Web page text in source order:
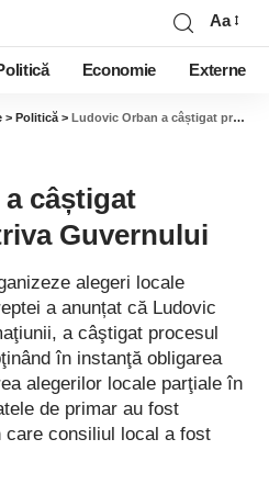
Aa
Economie Externe
> Politică > Ludovic Orban a câștigat procesul împotriva Guvernului
câștigat
Guvernului
alegeri locale
a anunțat că Ludovic
a câştigat procesul
în instanţă obligarea
alegerilor locale parţiale în
de primar au fost
consiliul local a fost